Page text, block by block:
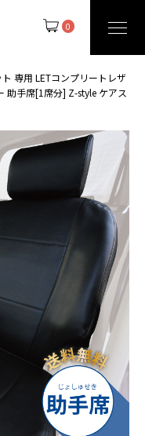
0
専用 LETコンプリートレザ
助手席[1席分] Z-style ケアス